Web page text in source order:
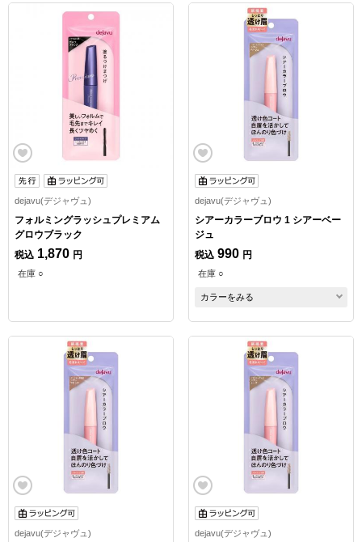
dejavu(デジャヴュ)
フォルミングラッシュプレミアム
グロウブラック
税込 1,870 円
在庫 ○
dejavu(デジャヴュ)
シアーカラーブロウ 1 シアーベー
ジュ
税込 990 円
在庫 ○
カラーをみる
dejavu(デジャヴュ) dejavu(デジャヴュ)